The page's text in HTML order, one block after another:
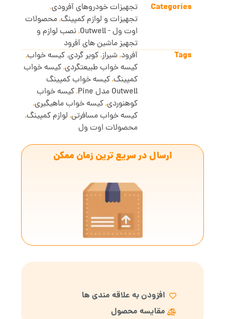
Categories
تجهیزات خودروهای آفرودی,
تجهیزات و لوازم کمپینگ,محصولات
اوت ول - Outwell
, نصب لوازم و
تجهیز ماشین های آفرود
Tags آفرود,شیراز,کویر گردی,کیسه خواب,
کیسه خواب طبیعتگردی,کیسه خواب
کمپینگ,کیسه خواب کمپینگ
Outwell مدل Pine
,کیسه خواب
کوهنوردی,کیسه خواب ماهیگیری,
کیسه خواب مسافرتی, لوازم کمپینگ,
محصولات اوت ول
ارسال در سریع ترین زمان ممکن
افزودن به علاقه مندی ها
مقایسه محصول